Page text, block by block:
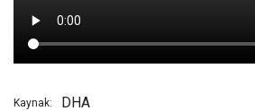
Kaynak: DHA